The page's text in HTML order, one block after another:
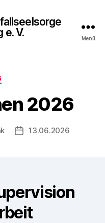
e. V.
Menü
2026
13.06.2026